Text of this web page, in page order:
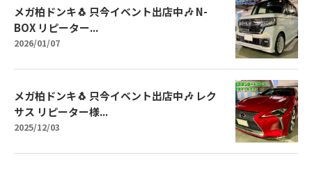
メガ柏ドンキ🐧 只今イベント出店中🎶 N-
BOX リピーター...
2026/01/07
メガ柏ドンキ🐧 只今イベント出店中🎶 レク
サス リピーター様...
2025/12/03